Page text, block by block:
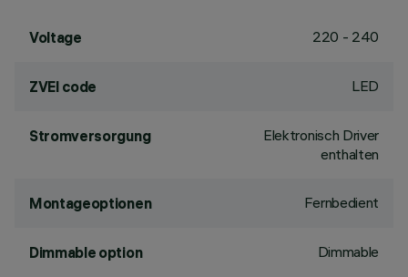
Voltage 220 - 240
ZVEI code LED
Stromversorgung
Elektronisch Driver
enthalten
Montageoptionen Fernbedient
Dimmable option Dimmable